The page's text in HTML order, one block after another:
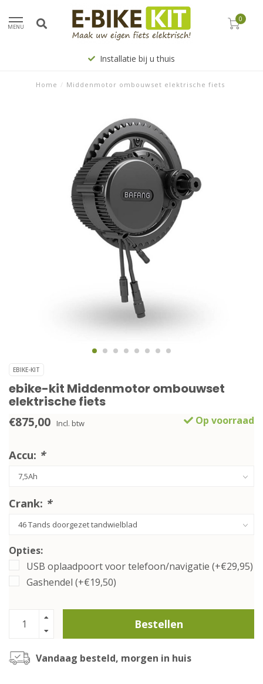
MENU
0
Installatie bij u thuis
Home / Middenmotor ombouwset elektrische fiets
EBIKE-KIT
ebike-kit Middenmotor ombouwset
elektrische fiets
€875,00 Incl. btw Op voorraad
Accu: *
Crank: *
Opties:
USB oplaadpoort voor telefoon/navigatie (+€29,95)
Gashendel (+€19,50)
Bestellen
Vandaag besteld, morgen in huis